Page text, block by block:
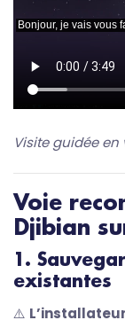
Visite guidée
Voie
Djibian
1.
existantes
⚠️